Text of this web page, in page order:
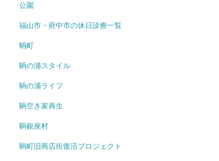
公園
福山市・府中市の休日診療一覧
鞆町
鞆の浦スタイル
鞆の浦ライフ
鞆空き家再生
鞆銀座村
鞆町旧商店街復活プロジェクト